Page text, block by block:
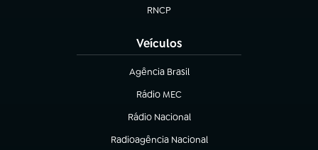
RNCP
(abre em nova aba)
Veículos
Agência Brasil
(abre em nova aba)
Rádio MEC
Rádio Nacional
(abre em nova aba)
Radioagência Nacional
(abre em nova aba)